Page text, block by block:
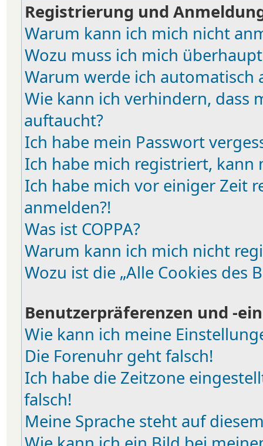
Registrierung und
Warum kann ich mich nicht
Wozu muss ich mich
Warum werde ich automatisch
Wie kann ich verhindern, dass
auftaucht?
Ich habe mein Passwort
Ich habe mich registriert, kann
Ich habe mich vor einiger Zeit
anmelden?!
Was ist COPPA?
Warum kann ich mich nicht
Wozu ist die „Alle Cookies des
Benutzerpräferenzen und -
Wie kann ich meine
Die Forenuhr geht falsch!
Ich habe die Zeitzone
falsch!
Meine Sprache steht auf